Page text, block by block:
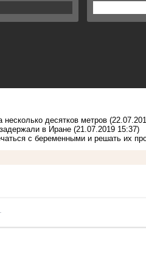
десятков метров
в Иране (21.07.2019 15:37)
с беременными и решать их